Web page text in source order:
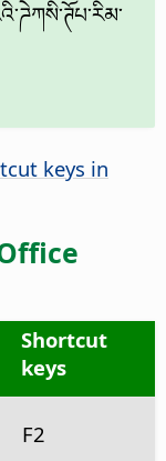
keys in
Shortcut
keys
F2